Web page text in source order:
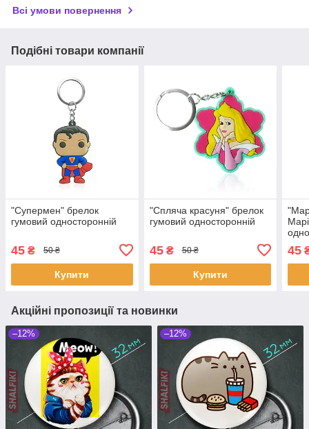
Всі умови повернення
Подібні товари компанії
"Супермен" брелок
гумовий односторонній
45 ₴ 50 ₴
Купити
"Спляча красуня" брелок
гумовий односторонній
45₴ 50 ₴
Купити
45
Акційні пропозиції та новинки
–12% –12%